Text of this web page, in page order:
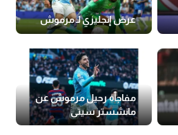
عرض إنجليزي لـ مرموش
مفاجأة رحيل مرموش عن
مانشستر سيتي